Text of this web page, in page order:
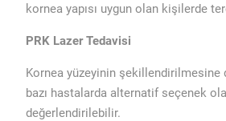
kornea yapısı uygun olan kişilerde
PRK Lazer Tedavisi
Kornea yüzeyinin şekillendirilmesine
bazı hastalarda alternatif seçenek
değerlendirilebilir.